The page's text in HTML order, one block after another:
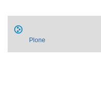
Plone